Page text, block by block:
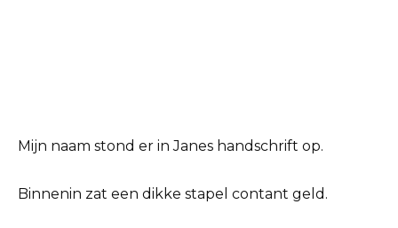
Mijn naam stond er in Janes handschrift op.
Binnenin zat een dikke stapel contant geld.